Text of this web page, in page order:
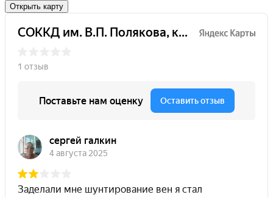
Открыть карту